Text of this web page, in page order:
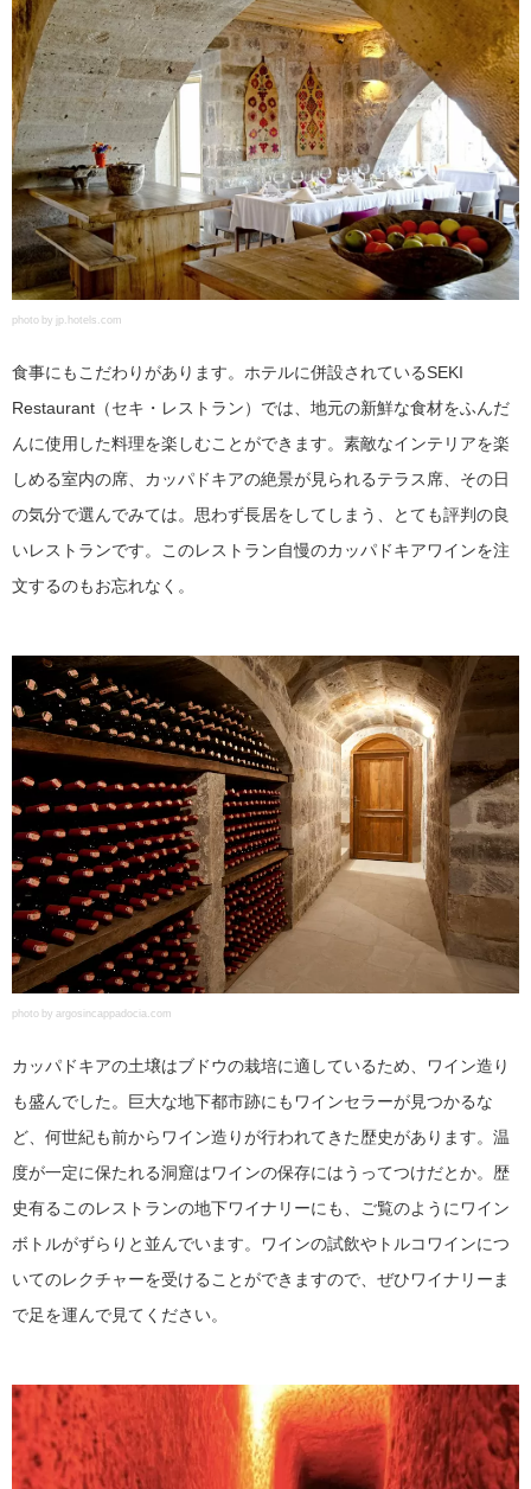
photo by jp.hotels.com
食事にもこだわりがあります。ホテルに併設されているSEKI
Restaurant（セキ・レストラン）では、地元の新鮮な食材をふんだ
んに使用した料理を楽しむことができます。素敵なインテリアを楽
しめる室内の席、カッパドキアの絶景が見られるテラス席、その日
の気分で選んでみては。思わず長居をしてしまう、とても評判の良
いレストランです。このレストラン自慢のカッパドキアワインを注
文するのもお忘れなく。
photo by argosincappadocia.com
カッパドキアの土壌はブドウの栽培に適しているため、ワイン造り
も盛んでした。巨大な地下都市跡にもワインセラーが見つかるな
ど、何世紀も前からワイン造りが行われてきた歴史があります。温
度が一定に保たれる洞窟はワインの保存にはうってつけだとか。歴
史有るこのレストランの地下ワイナリーにも、ご覧のようにワイン
ボトルがずらりと並んでいます。ワインの試飲やトルコワインにつ
いてのレクチャーを受けることができますので、ぜひワイナリーま
で足を運んで見てください。